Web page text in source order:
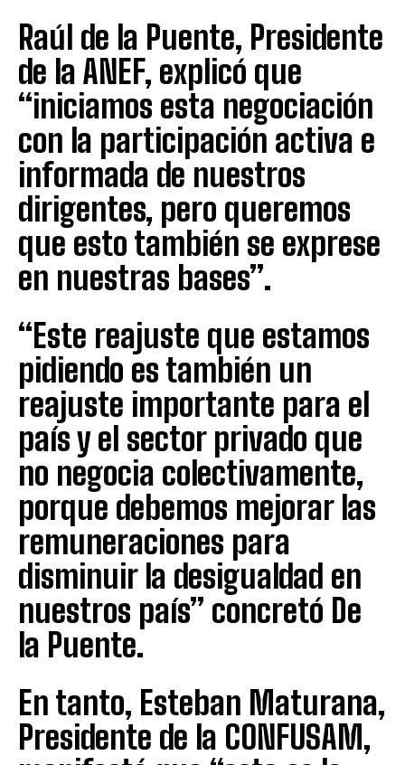
Raúl de la Puente, Presidente
de la ANEF, explicó que
“iniciamos esta negociación
con la participación activa e
informada de nuestros
dirigentes, pero queremos
que esto también se exprese
en nuestras bases”.
“Este reajuste que estamos
pidiendo es también un
reajuste importante para el
país y el sector privado que
no negocia colectivamente,
porque debemos mejorar las
remuneraciones para
disminuir la desigualdad en
nuestros país” concretó De
la Puente.
En tanto, Esteban Maturana,
Presidente de la CONFUSAM,